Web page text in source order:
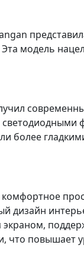
Эта модель
более
дизайн
что повышает